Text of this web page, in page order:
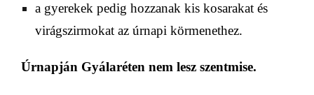
a gyerekek pedig hozzanak kis kosarakat és
virágszirmokat az úrnapi körmenethez.
Úrnapján Gyálaréten nem lesz szentmise.